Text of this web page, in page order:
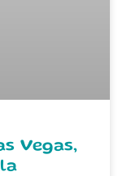
Vegas,